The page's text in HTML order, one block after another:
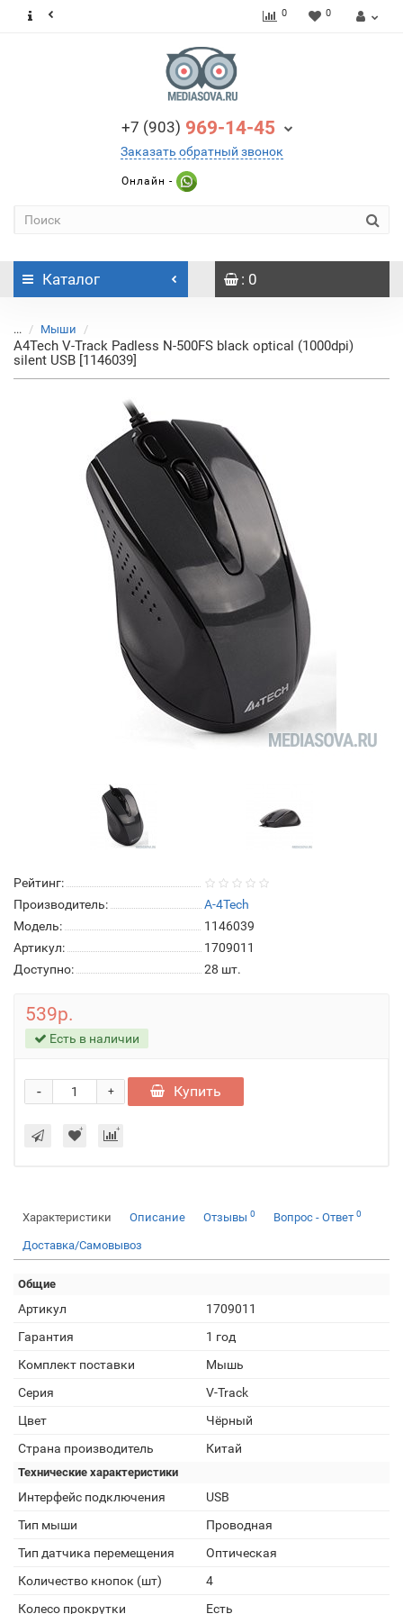
0 0
+7 (903) 969-14-45
Заказать обратный звонок
Онлайн -
Каталог : 0
... Мыши
A4Tech V-Track Padless N-500FS black optical (1000dpi)
silent USB [1146039]
Рейтинг:
Производитель:
A-4Tech
Модель:
1146039
Артикул:
1709011
Доступно:
28 шт.
539р.
Есть в наличии
+
- Купить
Характеристики Описание Отзывы 0 Вопрос - Ответ 0
Доставка/Самовывоз
Общие
Артикул
1709011
Гарантия
1 год
Комплект поставки
Мышь
Серия
V-Track
Цвет
Чёрный
Страна производитель
Китай
Технические характеристики
Интерфейс подключения
USB
Тип мыши
Проводная
Тип датчика перемещения
Оптическая
Количество кнопок (шт)
4
Колесо прокрутки
Есть